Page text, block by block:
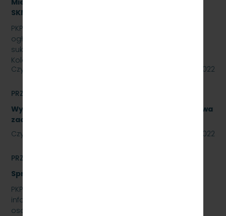
SKMMU.086.44.22.
PKP SZYBKA KOLEJ MIEJSKA W TRÓJMIEŚCIE Sp. z o.o.
ogłasza przetarg nieograniczony na zakup i
sukcesywne dostawy olejów i smarów dla PKP Szybka
Kolej…
Czytaj dalej
29 lipca 2022
PRZETARGI
Wykonanie naprawy podzespołów, obejmujące dwa
zadania. Numer referencyjny: SKMMU.086.40.22
Czytaj dalej
28 lipca 2022
PRZETARGI
Sprzedaż auta osobowego Skoda Superb
PKP SZYBKA KOLEJ MIEJSKA W TRÓJMIEŚCIE SP. Z O.O.
informuje, że wystawia na sprzedaż samochód
osobowy Skoda Superb.